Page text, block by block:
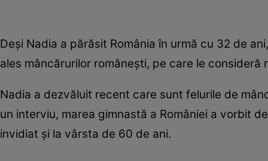
Deși Nadia a părăsit România în urmă cu 32 de
ales mâncărurilor românești, pe care le
Nadia a dezvăluit recent care sunt felurile de
un interviu, marea gimnastă a României a vorbit
invidiat și la vârsta de 60 de ani.